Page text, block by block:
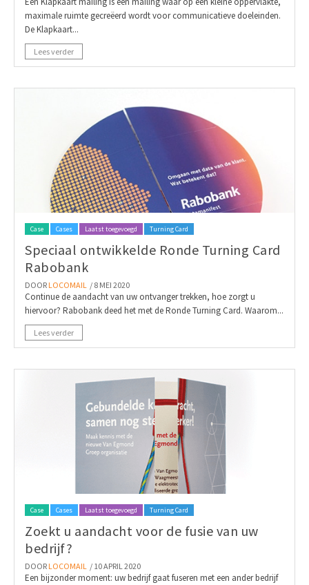
maximale ruimte gecreëerd wordt voor communicatieve doeleinden.
De Klapkaart...
Lees verder
Case Cases Laatst toegevoegd Turning Card
Speciaal ontwikkelde Ronde Turning Card
Rabobank
DOOR LOCOMAIL / 8 MEI 2020
Continue de aandacht van uw ontvanger trekken, hoe zorgt u
hiervoor? Rabobank deed het met de Ronde Turning Card. Waarom...
Lees verder
Case Cases Laatst toegevoegd Turning Card
Zoekt u aandacht voor de fusie van uw
bedrijf?
DOOR LOCOMAIL / 10 APRIL 2020
Een bijzonder moment: uw bedrijf gaat fuseren met een ander bedrijf